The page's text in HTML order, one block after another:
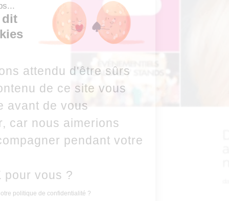
Salut les loups...
Ça vous dit
des Cookies
Nous avons attendu d'être sûrs
que le contenu de ce site vous
intéresse avant de vous
déranger, car nous aimerions
vous accompagner pendant votre
C'est OK pour vous ?
Voulez-vous lire notre politique de confidentialité ?